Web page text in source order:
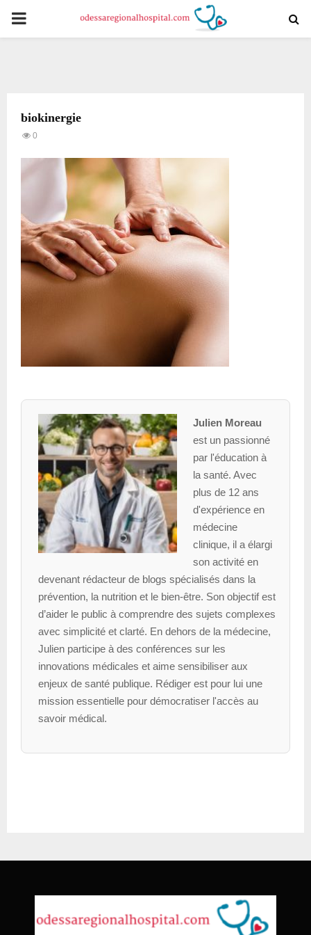
PRIMARY
biokinergie
0
Julien Moreau
est un passionné
par l'éducation à
la santé. Avec
plus de 12 ans
d'expérience en
médecine
clinique, il a élargi
son activité en
devenant rédacteur de blogs spécialisés dans la
prévention, la nutrition et le bien-être. Son objectif est
d’aider le public à comprendre des sujets complexes
avec simplicité et clarté. En dehors de la médecine,
Julien participe à des conférences sur les
innovations médicales et aime sensibiliser aux
enjeux de santé publique. Rédiger est pour lui une
mission essentielle pour démocratiser l'accès au
savoir médical.